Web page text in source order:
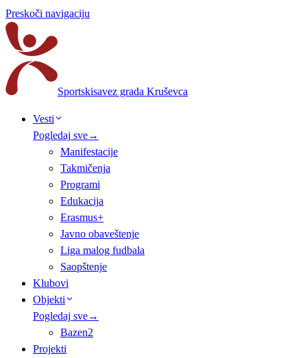
Preskoči navigaciju
Sportskisavez grada Kruševca
Vesti
Pogledaj sve→
Manifestacije
Takmičenja
Programi
Edukacija
Erasmus+
Javno obaveštenje
Liga malog fudbala
Saopštenje
Klubovi
Objekti
Pogledaj sve→
Bazen2
Projekti